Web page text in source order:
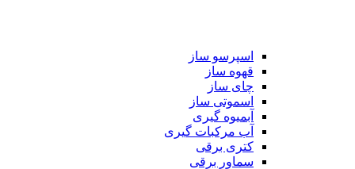
اسپرسو ساز
قهوه ساز
چای ساز
اسموتی ساز
آبمیوه گیری
آب مرکبات گیری
کتری برقی
سماور برقی